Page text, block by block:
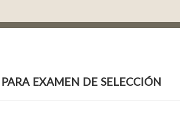
examen de selección